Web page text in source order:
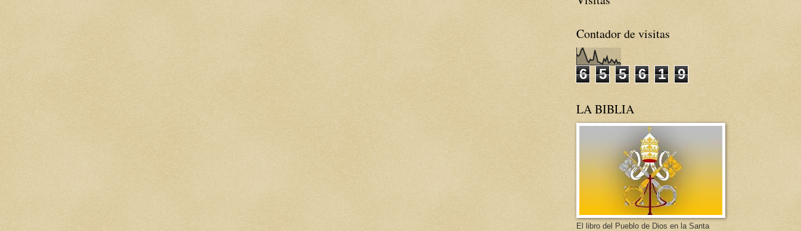
Contador de visitas
6 5 5 6 1 9
LA BIBLIA
El libro del Pueblo de Dios en la Santa